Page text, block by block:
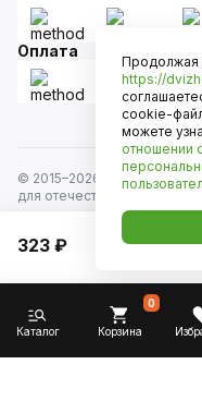
323 ₽
Оплата
© 2015–2026
Движком —
для отечественных
носит исключительно
публичной офертой,
ст. 437 Гражданского
Каталог Корзина
0
Продолжая
https://
cookie-
можете
отношении